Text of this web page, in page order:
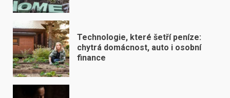
Technologie, které šetří peníze:
chytrá domácnost, auto i osobní
finance